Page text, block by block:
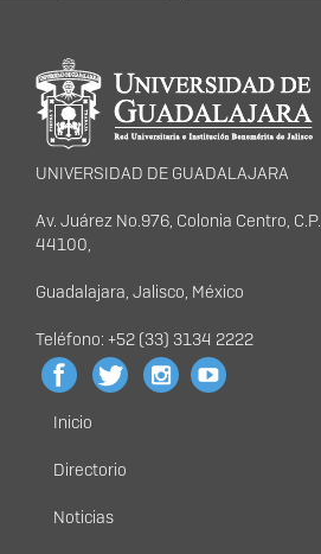
Información del
portal
UNIVERSIDAD DE GUADALAJARA
Av. Juárez No.976, Colonia Centro, C.P.
44100,
Guadalajara, Jalisco, México
Teléfono: +52 (33) 3134 2222
Menú
principal
Inicio
Directorio
Noticias